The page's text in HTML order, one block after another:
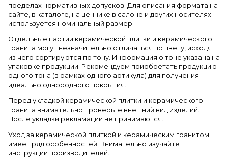
пределах нормативных допусков. Для описания формата на
сайте, в каталоге, на ценнике в салоне и других носителях
используется номинальный размер.
Отдельные партии керамической плитки и керамического
гранита могут незначительно отличаться по цвету, исходя
из чего сортируются по тону. Информация о тоне указана на
упаковке продукции. Рекомендуем приобретать продукцию
одного тона (в рамках одного артикула) для получения
идеально однородного покрытия.
Перед укладкой керамической плитки и керамического
гранита внимательно проверьте внешний вид изделий.
После укладки рекламации не принимаются.
Уход за керамической плиткой и керамическим гранитом
имеет ряд особенностей. Внимательно изучайте
инструкции производителей.